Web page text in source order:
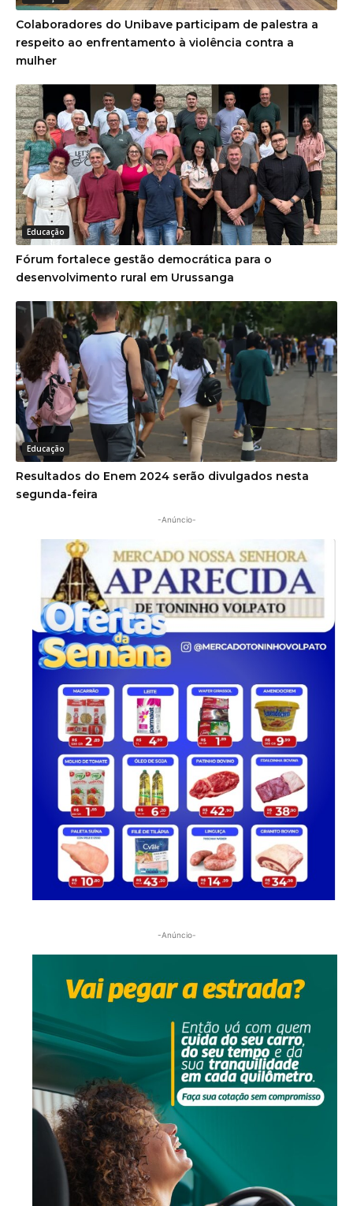
Colaboradores do Unibave participam de palestra a
respeito ao enfrentamento à violência contra a
mulher
Educação
Fórum fortalece gestão democrática para o
desenvolvimento rural em Urussanga
Educação
Resultados do Enem 2024 serão divulgados nesta
segunda-feira
-Anúncio-